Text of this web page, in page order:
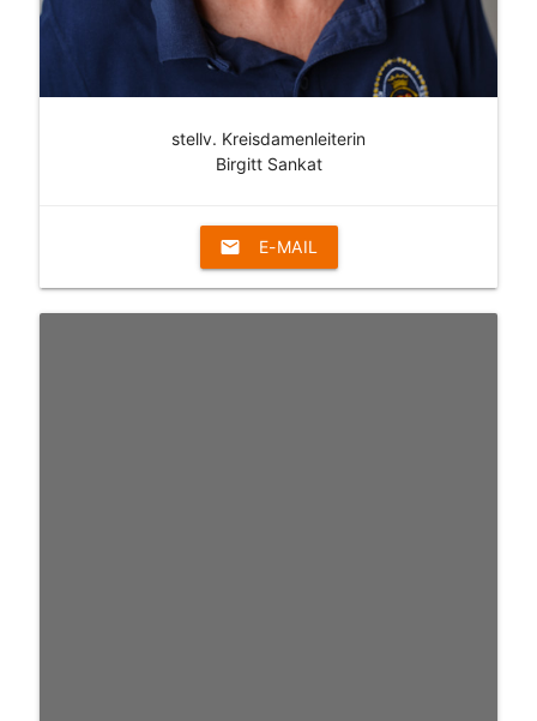
stellv. Kreisdamenleiterin
Birgitt Sankat
email E-MAIL